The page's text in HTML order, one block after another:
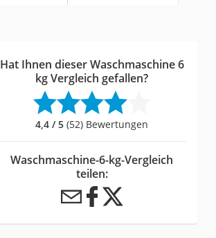
Hat Ihnen dieser Waschmaschine 6
kg Vergleich gefallen?
4,4 / 5 (52) Bewertungen
Waschmaschine-6-kg-Vergleich
teilen: